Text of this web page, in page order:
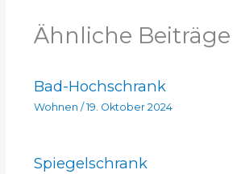
Ähnliche Beiträge
Bad-Hochschrank
Wohnen /19. Oktober 2024
Spiegelschrank